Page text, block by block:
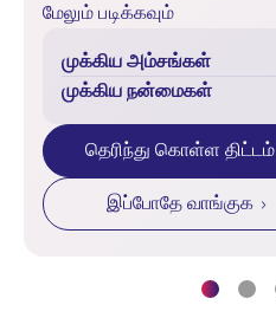
மேலும் படிக்கவும்
முக்கிய அம்சங்கள்
முக்கிய நன்மைகள்
தெரிந்து கொள்ள திட்டம்
இப்போதே வாங்குக